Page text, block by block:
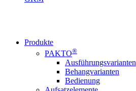
Produkte
PAKTO®
Ausführungsvarianten
Behangvarianten
Bedienung